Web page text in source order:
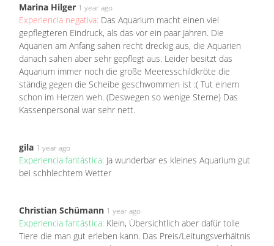
Marina Hilger 1 year ago
Experiencia negativa: Das Aquarium macht einen viel
gepflegteren Eindruck, als das vor ein paar Jahren. Die
Aquarien am Anfang sahen recht dreckig aus, die Aquarien
danach sahen aber sehr gepflegt aus. Leider besitzt das
Aquarium immer noch die große Meeresschildkröte die
ständig gegen die Scheibe geschwommen ist :( Tut einem
schon im Herzen weh. (Deswegen so wenige Sterne) Das
Kassenpersonal war sehr nett.
gila 1 year ago
Experiencia fantástica: Ja wunderbar es kleines Aquarium gut
bei schhlechtem Wetter
Christian Schümann 1 year ago
Experiencia fantástica: Klein, Übersichtlich aber dafür tolle
Tiere die man gut erleben kann. Das Preis/Leitungsverhältnis